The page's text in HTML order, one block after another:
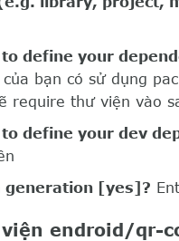
define your
bạn có sử dụng
require thư viện vào
define your dev
generation [yes]?
endroid/qr-